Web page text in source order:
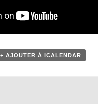
+ AJOUTER À ICALENDAR